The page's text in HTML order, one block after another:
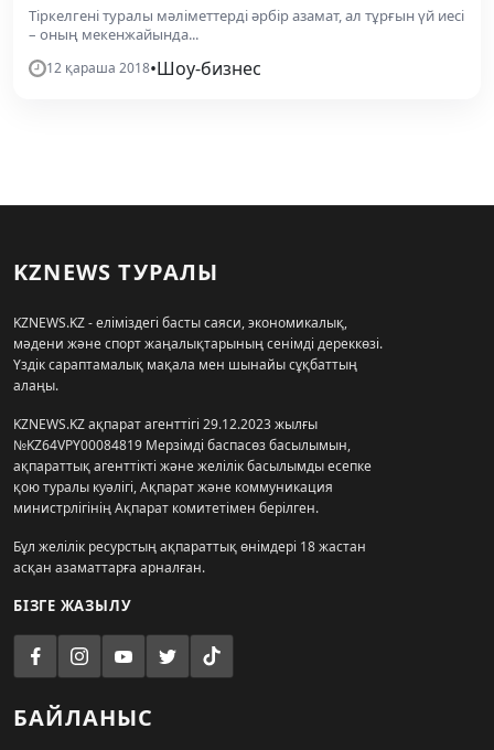
Тіркелгені туралы мәліметтерді әрбір азамат, ал тұрғын үй иесі
– оның мекенжайында...
12 қараша 2018•Шоу-бизнес
KZNEWS ТУРАЛЫ
KZNEWS.KZ - еліміздегі басты саяси, экономикалық,
мәдени және спорт жаңалықтарының сенімді дереккөзі.
Үздік сараптамалық мақала мен шынайы сұқбаттың
алаңы.
KZNEWS.KZ ақпарат агенттігі 29.12.2023 жылғы
№KZ64VPY00084819 Мерзімді баспасөз басылымын,
ақпараттық агенттікті және желілік басылымды есепке
қою туралы куәлігі, Ақпарат және коммуникация
министрлігінің Ақпарат комитетімен берілген.
Бұл желілік ресурстың ақпараттық өнімдері 18 жастан
асқан азаматтарға арналған.
БІЗГЕ ЖАЗЫЛУ
БАЙЛАНЫС